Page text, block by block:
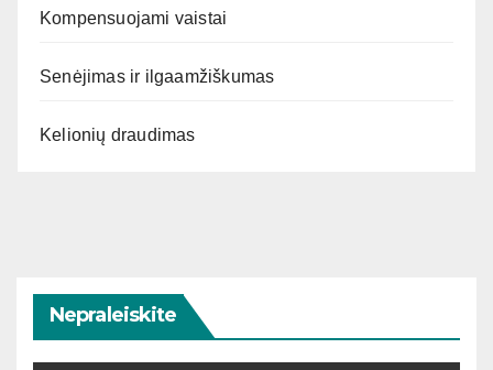
Kompensuojami vaistai
Senėjimas ir ilgaamžiškumas
Kelionių draudimas
Nepraleiskite